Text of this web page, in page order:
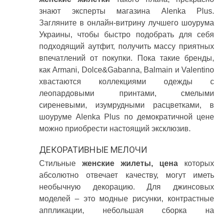
знают эксперты магазина Alenka Plus.
Загляните в онлайн-витрину лучшего шоурума
Украины, чтобы быстро подобрать для себя
подходящий аутфит, получить массу приятных
впечатлений от покупки. Пока такие бренды,
как Armani, Dolce&Gabanna, Balmain и Valentino
хвастаются коллекциями одежды с
леопардовыми принтами, смелыми
сиреневыми, изумрудными расцветками, в
шоуруме Alenka Plus по демократичной цене
можно приобрести настоящий эксклюзив.
ДЕКОРАТИВНЫЕ МЕЛОЧИ
Стильные женские жилеты, цена которых
абсолютно отвечает качеству, могут иметь
необычную декорацию. Для джинсовых
моделей – это модные рисунки, контрастные
аппликации, небольшая сборка на